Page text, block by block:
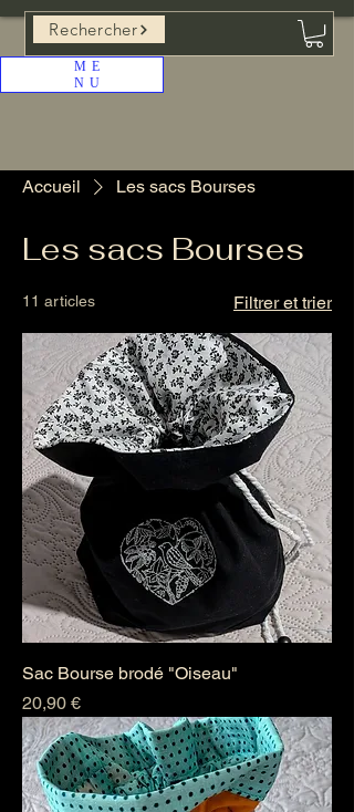
ME
NU
Rechercher
Accueil Les sacs Bourses
Les sacs Bourses
11 articles Filtrer et trier
Sac Bourse brodé "Oiseau"
Prix
20,90 €